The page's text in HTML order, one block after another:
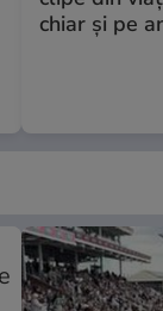
chiar și pe